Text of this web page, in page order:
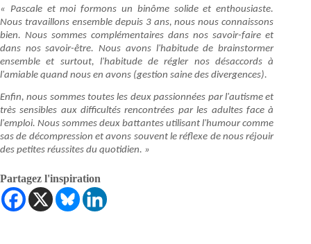
« Pascale et moi formons un binôme solide et enthousiaste.
Nous travaillons ensemble depuis 3 ans, nous nous connaissons
bien. Nous sommes complémentaires dans nos savoir-faire et
dans nos savoir-être. Nous avons l'habitude de brainstormer
ensemble et surtout, l'habitude de régler nos désaccords à
l'amiable quand nous en avons (gestion saine des divergences).
Enfin, nous sommes toutes les deux passionnées par l'autisme et
très sensibles aux difficultés rencontrées par les adultes face à
l'emploi. Nous sommes deux battantes utilisant l'humour comme
sas de décompression et avons souvent le réflexe de nous réjouir
des petites réussites du quotidien. »
Partagez l'inspiration